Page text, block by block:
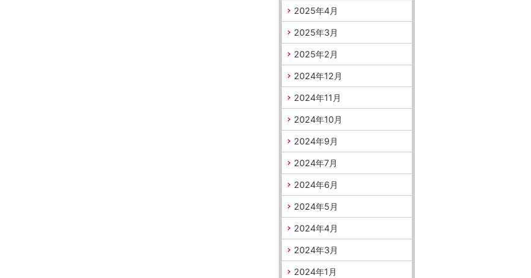
2025年4月
2025年3月
2025年2月
2024年12月
2024年11月
2024年10月
2024年9月
2024年7月
2024年6月
2024年5月
2024年4月
2024年3月
2024年1月